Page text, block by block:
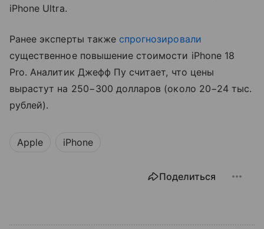
iPhone Ultra.
Ранее эксперты также спрогнозировали
существенное повышение стоимости iPhone 18
Pro. Аналитик Джефф Пу считает, что цены
вырастут на 250−300 долларов (около 20−24 тыс.
рублей).
Apple iPhone
Поделиться